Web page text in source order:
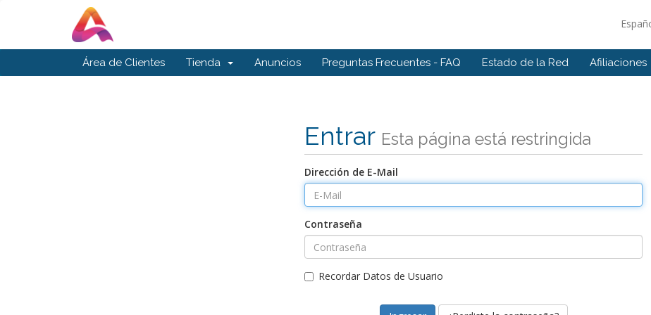
Área de Clientes Tienda Anuncios Preguntas Frecuentes - FAQ Estado de la Red Afiliaciones
Entrar Esta página está restringida
Dirección de E-Mail
Contraseña
Recordar Datos de Usuario